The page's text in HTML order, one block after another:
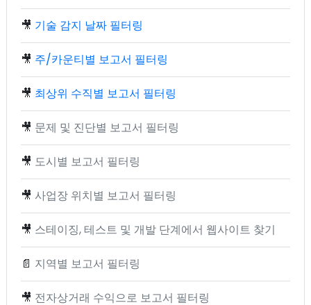
🎥 기술 감지 날짜 필터링
🎥 주/카운티별 보고서 필터링
🎥 최상위 수직별 보고서 필터링
🎥 문제 및 진단별 보고서 필터링
🎥 도시별 보고서 필터링
🎥 사업장 위치별 보고서 필터링
🎥 스테이징, 테스트 및 개발 단계에서 웹사이트 찾기
📄 지역별 보고서 필터링
🎥 전자상거래 수익으로 보고서 필터링